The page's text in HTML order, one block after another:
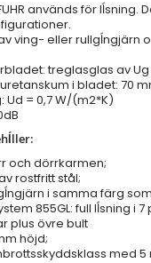
används för lĺsning.
ving- eller rullgĺngjärn
treglasglas av
i bladet: 70
= 0,7 W/(m2*K)
och dörrkarmen;
rostfritt stål;
i samma färg
855GL: full lĺsning i
plus övre bult
höjd;
med 5